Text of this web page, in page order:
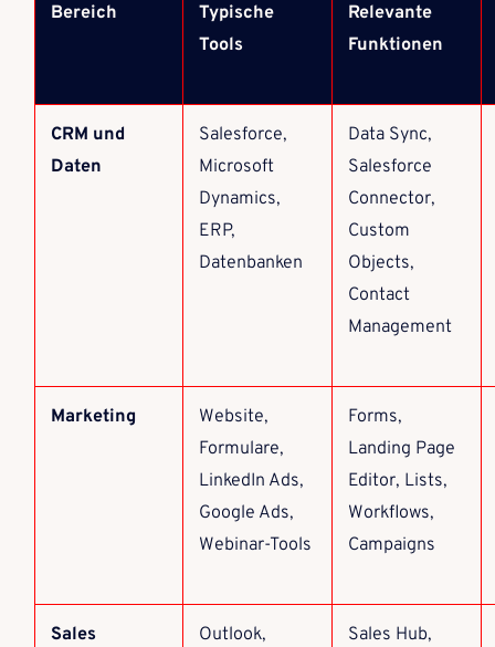
Bereich
Typische
Tools
Relevante
Funktionen
CRM und
Daten
Salesforce,
Microsoft
Dynamics,
ERP,
Datenbanken
Data Sync,
Salesforce
Connector,
Custom
Objects,
Contact
Management
Marketing
Website,
Formulare,
LinkedIn Ads,
Google Ads,
Webinar-Tools
Forms,
Landing Page
Editor, Lists,
Workflows,
Campaigns
Sales
Outlook,
Sales Hub,